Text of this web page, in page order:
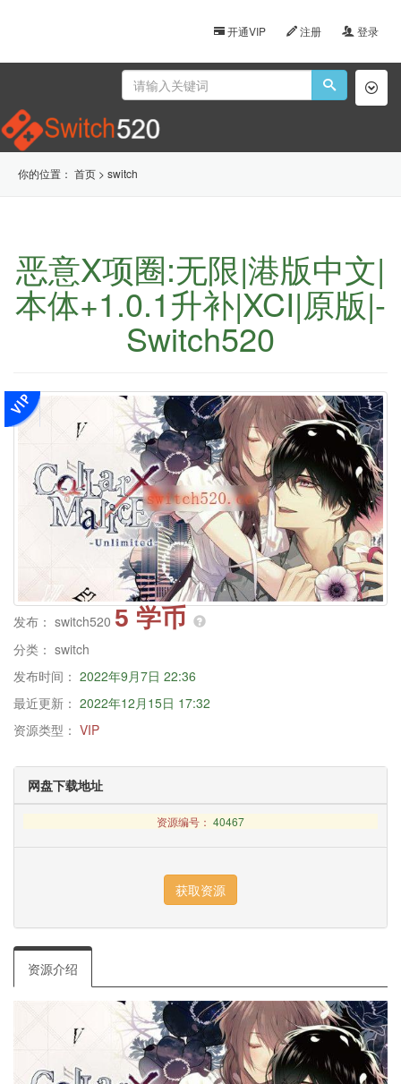
开通VIP 注册 登录
你的位置： 首页 > switch
恶意X项圈:无限|港版中文|
本体+1.0.1升补|XCI|原版|-
Switch520
发布： switch520 5 学币
分类： switch
发布时间： 2022年9月7日 22:36
最近更新： 2022年12月15日 17:32
资源类型： VIP
网盘下载地址
资源编号： 40467
资源介绍